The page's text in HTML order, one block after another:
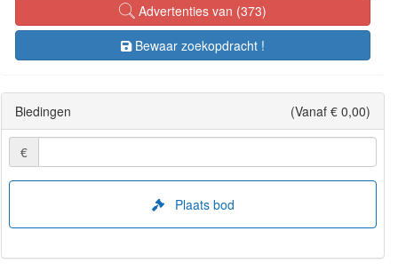
Advertenties van (373)
Bewaar zoekopdracht !
Biedingen (Vanaf € 0,00)
€
Plaats bod